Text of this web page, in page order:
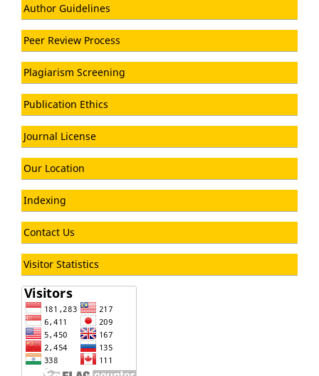
Author Guidelines
Peer Review Process
Plagiarism Screening
Publication Ethics
Journal License
Our Location
Indexing
Contact Us
Visitor Statistics